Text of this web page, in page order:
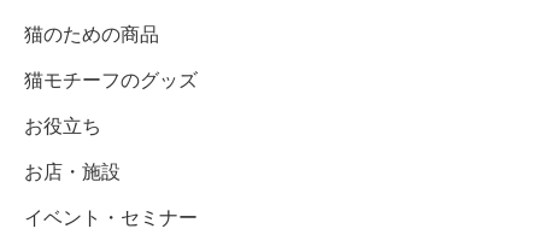
猫のための商品
猫モチーフのグッズ
お役立ち
お店・施設
イベント・セミナー